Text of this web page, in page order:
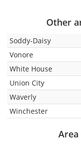
Other
Soddy-Daisy
Vonore
White House
Union City
Waverly
Winchester
Area